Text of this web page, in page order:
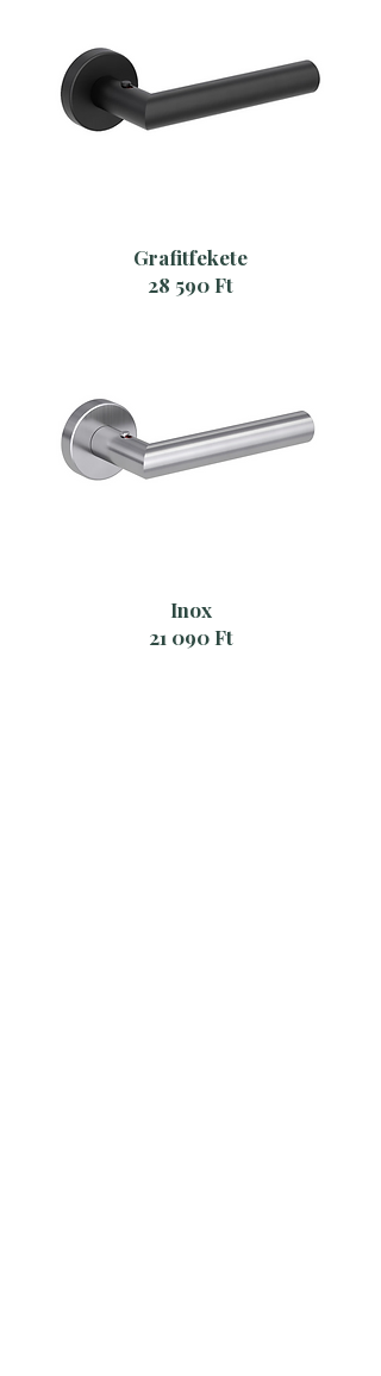
Grafitfekete
28 590 Ft
Inox
21 090 Ft